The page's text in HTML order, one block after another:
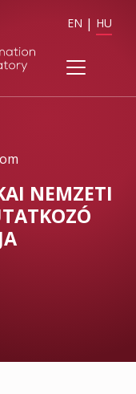
EN HU
NEMZETI